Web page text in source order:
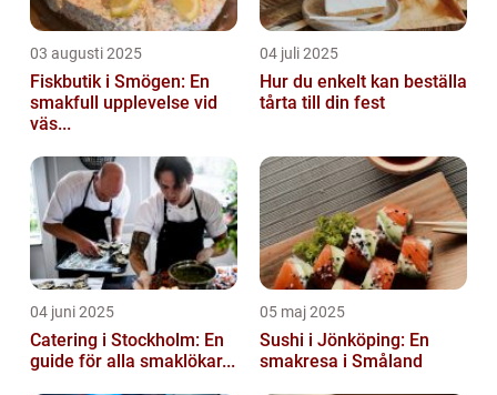
03 augusti 2025
Fiskbutik i Smögen: En
smakfull upplevelse vid
väs...
04 juli 2025
Hur du enkelt kan beställa
tårta till din fest
04 juni 2025
Catering i Stockholm: En
guide för alla smaklökar...
05 maj 2025
Sushi i Jönköping: En
smakresa i Småland